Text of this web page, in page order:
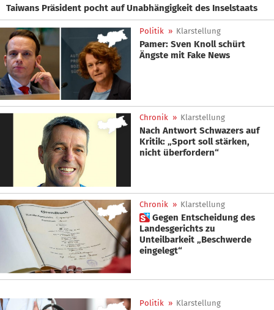
Taiwans Präsident pocht auf Unabhängigkeit des Inselstaats
Politik » Klarstellung
Pamer: Sven Knoll schürt
Ängste mit Fake News
Chronik » Klarstellung
Nach Antwort Schwazers auf
Kritik: „Sport soll stärken,
nicht überfordern“
Chronik » Klarstellung
 Gegen Entscheidung des
Landesgerichts zu
Unteilbarkeit „Beschwerde
eingelegt“
Politik » Klarstellung